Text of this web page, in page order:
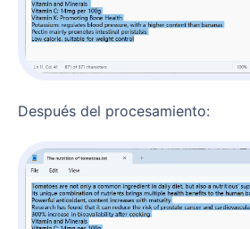
Después del procesamiento: